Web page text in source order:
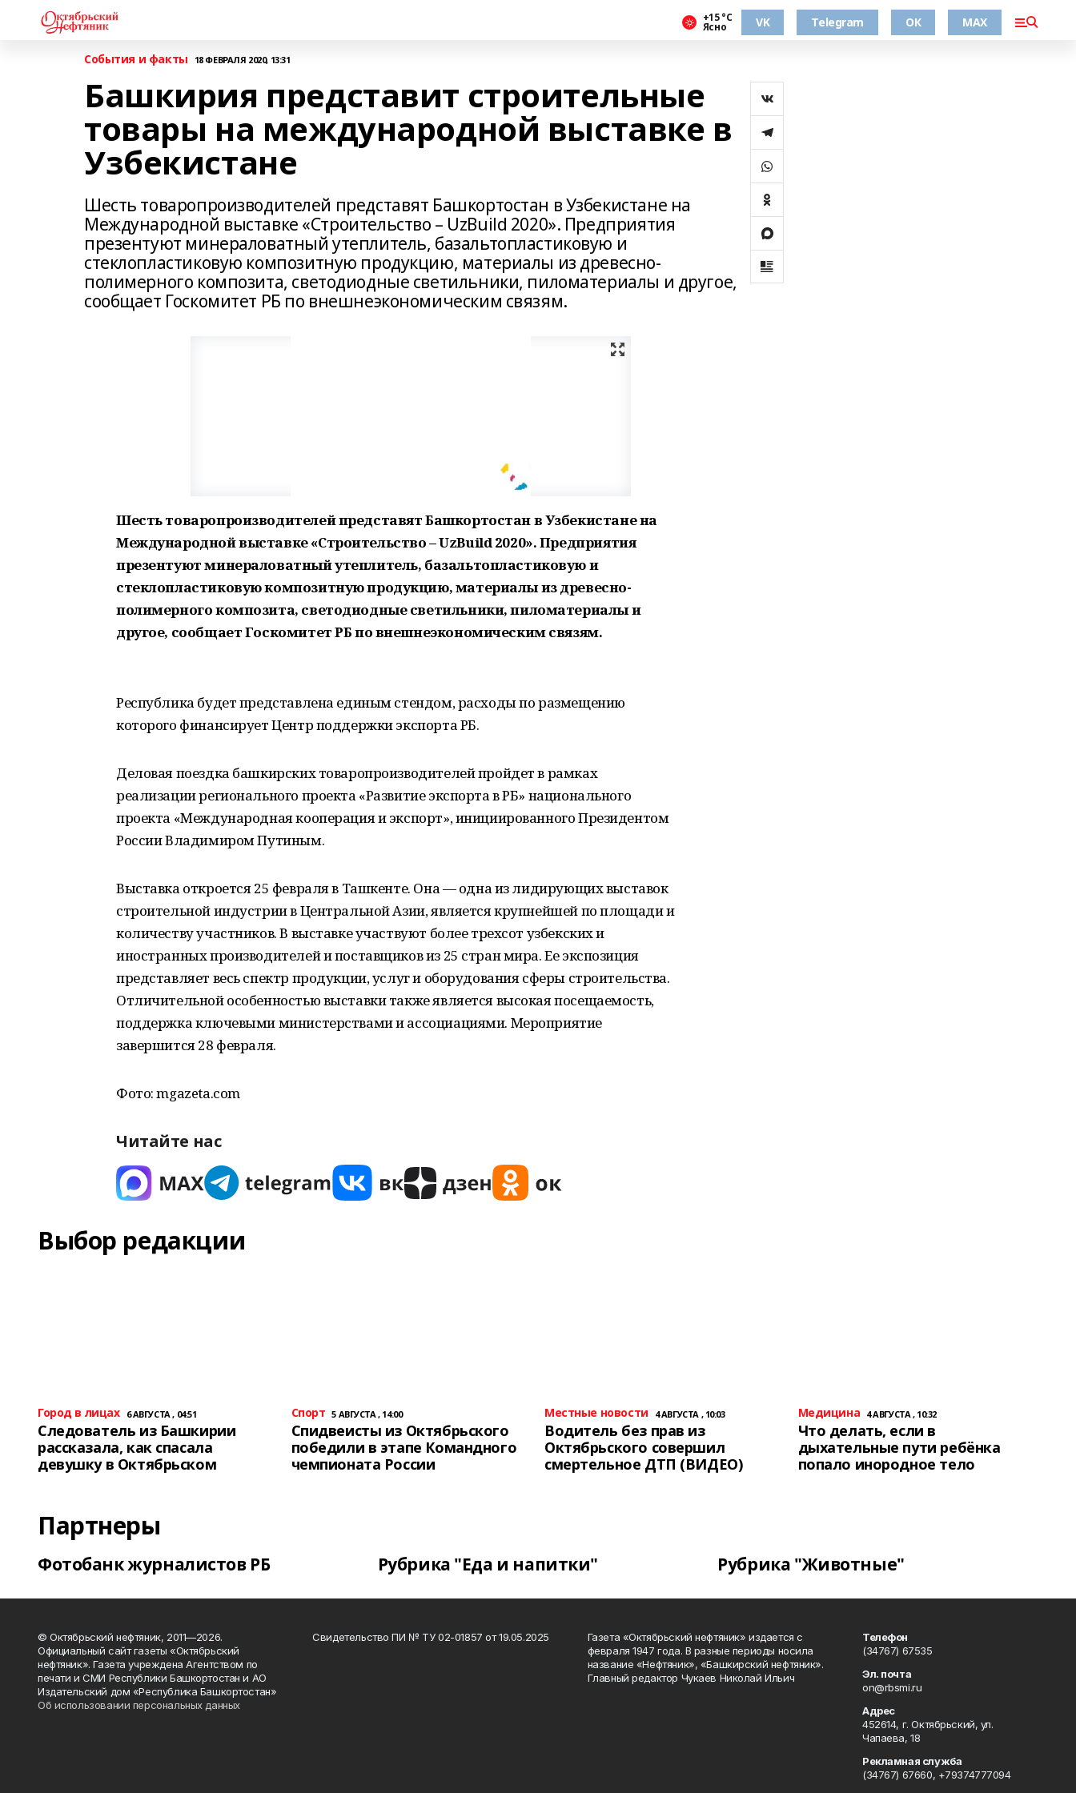
+15 °С
Ясно VK Telegram ОК MAX
События и факты 18 ФЕВРАЛЯ 2020, 13:31
Башкирия представит строительные
товары на международной выставке в
Узбекистане
Шесть товаропроизводителей представят Башкортостан в Узбекистане на
Международной выставке «Строительство – UzBuild 2020». Предприятия
презентуют минераловатный утеплитель, базальтопластиковую и
стеклопластиковую композитную продукцию, материалы из древесно-
полимерного композита, светодиодные светильники, пиломатериалы и другое,
сообщает Госкомитет РБ по внешнеэкономическим связям.
Шесть товаропроизводителей представят Башкортостан в Узбекистане на
Международной выставке «Строительство – UzBuild 2020». Предприятия
презентуют минераловатный утеплитель, базальтопластиковую и
стеклопластиковую композитную продукцию, материалы из древесно-
полимерного композита, светодиодные светильники, пиломатериалы и
другое, сообщает Госкомитет РБ по внешнеэкономическим связям.
Республика будет представлена единым стендом, расходы по размещению
которого финансирует Центр поддержки экспорта РБ.
Деловая поездка башкирских товаропроизводителей пройдет в рамках
реализации регионального проекта «Развитие экспорта в РБ» национального
проекта «Международная кооперация и экспорт», инициированного Президентом
России Владимиром Путиным.
Выставка откроется 25 февраля в Ташкенте. Она — одна из лидирующих выставок
строительной индустрии в Центральной Азии, является крупнейшей по площади и
количеству участников. В выставке участвуют более трехсот узбекских и
иностранных производителей и поставщиков из 25 стран мира. Ее экспозиция
представляет весь спектр продукции, услуг и оборудования сферы строительства.
Отличительной особенностью выставки также является высокая посещаемость,
поддержка ключевыми министерствами и ассоциациями. Мероприятие
завершится 28 февраля.
Фото: mgazeta.com
Читайте нас
Выбор редакции
Город в лицах 6 АВГУСТА , 04:51
Следователь из Башкирии
рассказала, как спасала
девушку в Октябрьском
Спорт 5 АВГУСТА , 14:00
Спидвеисты из Октябрьского
победили в этапе Командного
чемпионата России
Местные новости 4 АВГУСТА , 10:03
Водитель без прав из
Октябрьского совершил
смертельное ДТП (ВИДЕО)
Медицина 4 АВГУСТА , 10:32
Что делать, если в
дыхательные пути ребёнка
попало инородное тело
Партнеры
Фотобанк журналистов РБ Рубрика "Еда и напитки" Рубрика "Животные"
© Октябрьский нефтяник, 2011—2026.
Официальный сайт газеты «Октябрьский
нефтяник». Газета учреждена Агентством по
печати и СМИ Республики Башкортостан и АО
Издательский дом «Республика Башкортостан»
Об использовании персональных данных
Свидетельство ПИ № ТУ 02-01857 от 19.05.2025
Газета «Октябрьский нефтяник» издается с
февраля 1947 года. В разные периоды носила
название «Нефтяник», «Башкирский нефтяник».
Главный редактор Чукаев Николай Ильич
Телефон
(34767) 67535
Эл. почта
on@rbsmi.ru
Адрес
452614, г. Октябрьский, ул.
Чапаева, 18
Рекламная служба
(34767) 67660, +79374777094